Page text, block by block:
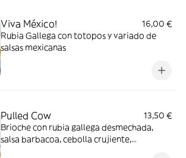
Viva México!
16,00 €
Rubia Gallega con totopos y variado de
salsas mexicanas
Pulled Cow
13,50 €
Brioche con rubia gallega desmechada,
salsa barbacoa, cebolla crujiente,